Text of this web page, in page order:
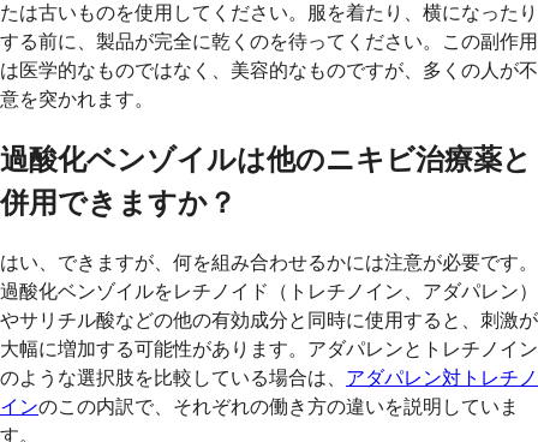
たは古いものを使用してください。服を着たり、横になったり
する前に、製品が完全に乾くのを待ってください。この副作用
は医学的なものではなく、美容的なものですが、多くの人が不
意を突かれます。
過酸化ベンゾイルは他のニキビ治療薬と
併用できますか？
はい、できますが、何を組み合わせるかには注意が必要です。
過酸化ベンゾイルをレチノイド（トレチノイン、アダパレン）
やサリチル酸などの他の有効成分と同時に使用すると、刺激が
大幅に増加する可能性があります。アダパレンとトレチノイン
のような選択肢を比較している場合は、 アダパレン対トレチノ
インのこの内訳で、それぞれの働き方の違いを説明していま
す。